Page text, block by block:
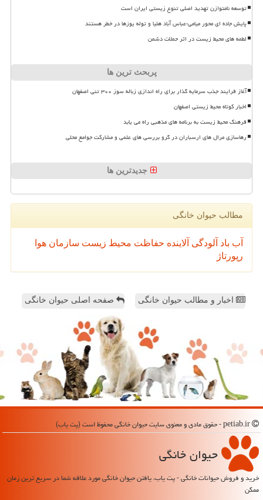
توسعه نامتوازن تهدید اصلی تنوع زیستی ایران است
پایش جاده ای محور میامی-عباس آباد هلیا و توله یوزها در خطر هستند
لطمه های محیط زیست در اثر حملات دشمن
پربحث ترین ها
آغاز فرایند جذب سرمایه گذار برای راه اندازی زباله سوز ۳۰۰ تنی اصفهان
اخبار کوتاه محیط زیستی اصفهان
فرهنگ محیط زیست به برنامه های مذهبی راه می یابد
رهاسازی مرال های ارسباران در گرو بررسی های علمی و مشارکت جوامع محلی
جدیدترین ها
مطالب حیوان خانگی
آب باد آلودگی آلاینده حفاظت محیط زیست سازمان هوا
رپورتاژ
اخبار و مطالب حیوان خانگی صفحه اصلی حیوان خانگی
حیوان خانگی
خرید و فروش حیوانات خانگی - پت یاب، یافتن حیوان خانگی مورد علاقه شما در سریع ترین زمان
ممکن